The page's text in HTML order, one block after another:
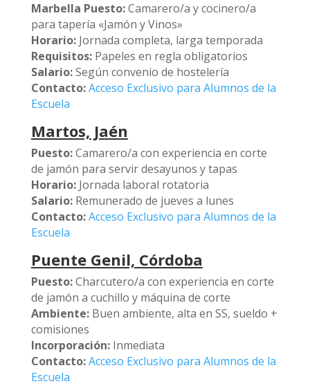
Marbella Puesto:Camarero/a y cocinero/a
para tapería «Jamón y Vinos»
Horario:Jornada completa, larga temporada
Requisitos:Papeles en regla obligatorios
Salario:Según convenio de hostelería
Contacto:Acceso Exclusivo para Alumnos de la
Escuela
Martos, Jaén
Puesto:Camarero/a con experiencia en corte
de jamón para servir desayunos y tapas
Horario:Jornada laboral rotatoria
Salario:Remunerado de jueves a lunes
Contacto:Acceso Exclusivo para Alumnos de la
Escuela
Puente Genil, Córdoba
Puesto:Charcutero/a con experiencia en corte
de jamón a cuchillo y máquina de corte
Ambiente:Buen ambiente, alta en SS, sueldo +
comisiones
Incorporación:Inmediata
Contacto:Acceso Exclusivo para Alumnos de la
Escuela